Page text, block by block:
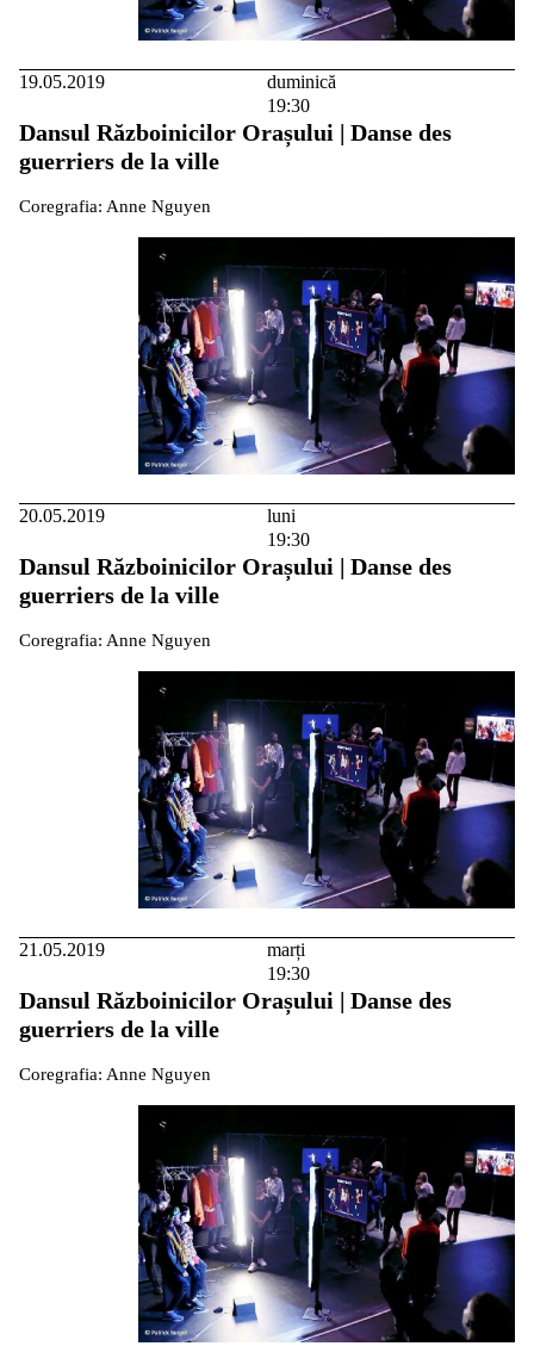
19.05.2019
duminică
19:30
Dansul Războinicilor Orașului | Danse des
guerriers de la ville
Coregrafia: Anne Nguyen
20.05.2019
luni
19:30
Dansul Războinicilor Orașului | Danse des
guerriers de la ville
Coregrafia: Anne Nguyen
21.05.2019
marți
19:30
Dansul Războinicilor Orașului | Danse des
guerriers de la ville
Coregrafia: Anne Nguyen